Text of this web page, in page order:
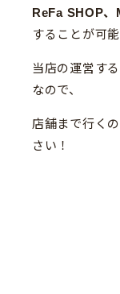
ReFa SHOP、
することが可能
当店の運営す
なので、
店舗まで行く
さい！